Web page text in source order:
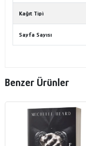
Kağıt Tipi
Sayfa Sayısı
Benzer Ürünler